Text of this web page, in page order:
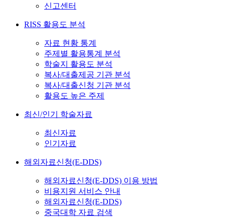
신고센터
RISS 활용도 분석
자료 현황 통계
주제별 활용통계 분석
학술지 활용도 분석
복사/대출제공 기관 분석
복사/대출신청 기관 분석
활용도 높은 주제
최신/인기 학술자료
최신자료
인기자료
해외자료신청(E-DDS)
해외자료신청(E-DDS) 이용 방법
비용지원 서비스 안내
해외자료신청(E-DDS)
중국대학 자료 검색